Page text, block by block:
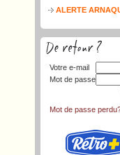
ALERTE
Votre e-mail
Mot de passe
Mot de passe